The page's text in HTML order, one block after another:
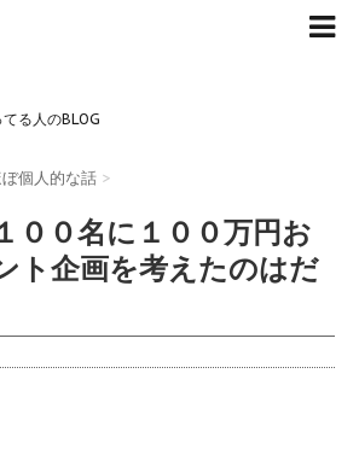
る人のBLOG
個人的な話 >
００名に１００万円お
ト企画を考えたのはだ